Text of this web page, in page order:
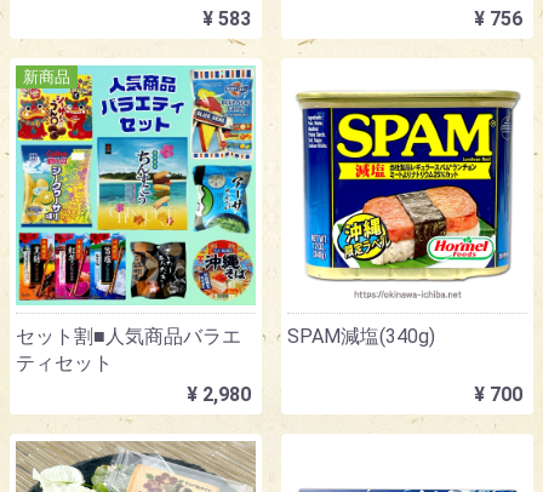
¥ 583
¥ 756
新商品
セット割■人気商品バラエ
ティセット
¥ 2,980
SPAM減塩(340g)
¥ 700